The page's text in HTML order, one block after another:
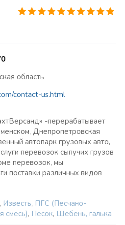
область
contact-us.html
-перерабатывает
Днепропетровская
автопарк грузовых авто,
перевозок сыпучих грузов
перевозок, мы
поставки различных видов
, Известь, ПГС (Песчано-
смесь), Песок, Щебень, галька